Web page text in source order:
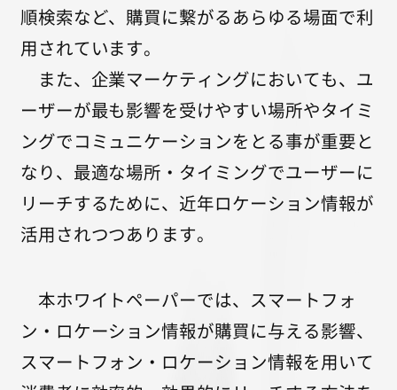
順検索など、購買に繋がるあらゆる場面で利
用されています。
また、企業マーケティングにおいても、ユ
ーザーが最も影響を受けやすい場所やタイミ
ングでコミュニケーションをとる事が重要と
なり、最適な場所・タイミングでユーザーに
リーチするために、近年ロケーション情報が
活用されつつあります。
本ホワイトペーパーでは、スマートフォ
ン・ロケーション情報が購買に与える影響、
スマートフォン・ロケーション情報を用いて